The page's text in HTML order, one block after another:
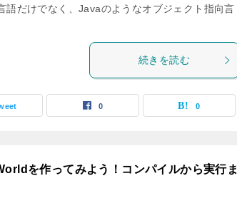
語だけでなく、Javaのようなオブジェクト指向言
続きを読む
0 0
を作ってみよう！コンパイルから実行ま